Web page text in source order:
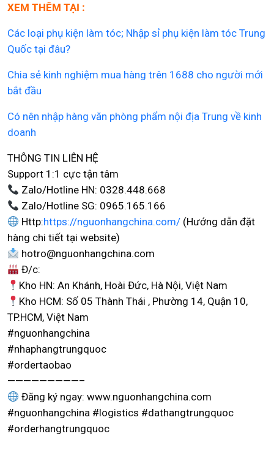
XEM THÊM TẠI :
Các loại phụ kiện làm tóc; Nhập sỉ phụ kiện làm tóc Trung
Quốc tại đâu?
Chia sẻ kinh nghiệm mua hàng trên 1688 cho người mới
bắt đầu
Có nên nhập hàng văn phòng phẩm nội địa Trung về kinh
doanh
THÔNG TIN LIÊN HỆ
Support 1:1 cực tận tâm
Zalo/Hotline HN: 0328.448.668
Zalo/Hotline SG: 0965.165.166
Http:https://nguonhangchina.com/ (Hướng dẫn đặt
hàng chi tiết tại website)
hotro@nguonhangchina.com
Đ/c:
Kho HN: An Khánh, Hoài Đức, Hà Nội, Việt Nam
Kho HCM: Số 05 Thành Thái , Phường 14, Quận 10,
TP.HCM, Việt Nam
#nguonhangchina
#nhaphangtrungquoc
#ordertaobao
—————————–
Đăng ký ngay: www.nguonhangchina.com
#nguonhangchina #logistics #dathangtrungquoc
#orderhangtrungquoc